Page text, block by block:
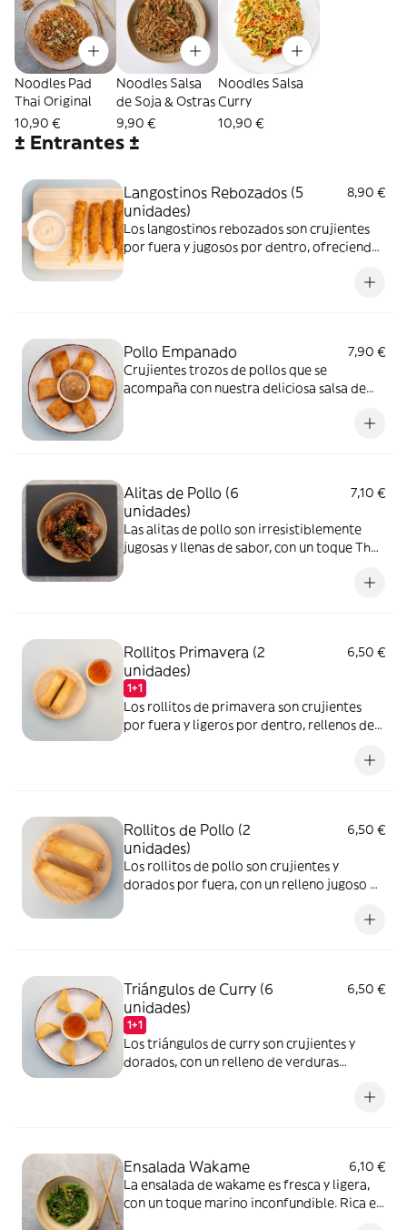
Noodles Pad
Thai Original
10,90 €
Noodles Salsa
de Soja & Ostras
9,90 €
Noodles Salsa
Curry
10,90 €
± Entrantes ±
Langostinos Rebozados (5
unidades)
8,90 €
Los langostinos rebozados son crujientes
por fuera y jugosos por dentro, ofreciendo
el delicado sabor del mar. Acompañados
Pollo Empanado
7,90 €
Crujientes trozos de pollos que se
acompaña con nuestra deliciosa salsa de
entre lo dulce y lo salado. Un bocado lleno
Alitas de Pollo (6
unidades)
7,10 €
Las alitas de pollo son irresistiblemente
jugosas y llenas de sabor, con un toque Thai.
Rollitos Primavera (2
unidades)
1+1
6,50 €
Los rollitos de primavera son crujientes
por fuera y ligeros por dentro, rellenos de
Rollitos de Pollo (2
unidades)
6,50 €
Los rollitos de pollo son crujientes y
dorados por fuera, con un relleno jugoso de
Triángulos de Curry (6
unidades)
1+1
6,50 €
Los triángulos de curry son crujientes y
dorados, con un relleno de verduras
Ensalada Wakame
6,10 €
La ensalada de wakame es fresca y ligera,
con un toque marino inconfundible. Rica en